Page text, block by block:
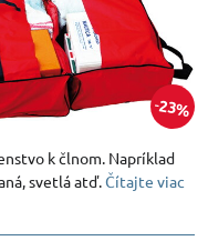
23%
k člnom. Napríklad
svetlá atď.Čítajte viac